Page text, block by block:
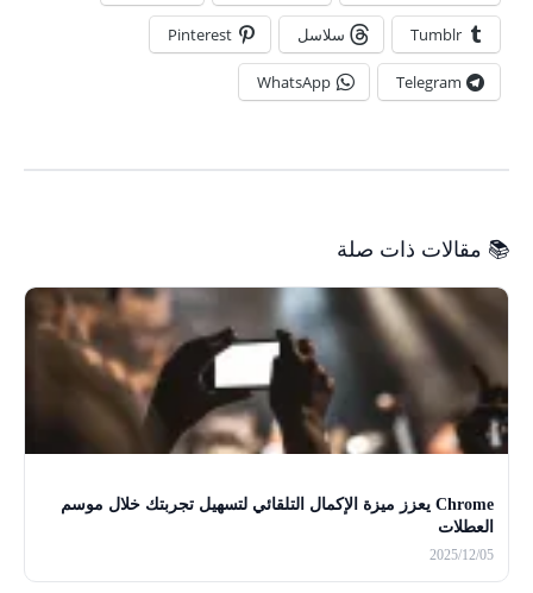
Tumblr سلاسل Pinterest
Telegram
WhatsApp
📚 مقالات ذات صلة
Chrome يعزز ميزة الإكمال التلقائي لتسهيل تجربتك خلال موسم
العطلات
2025/12/05